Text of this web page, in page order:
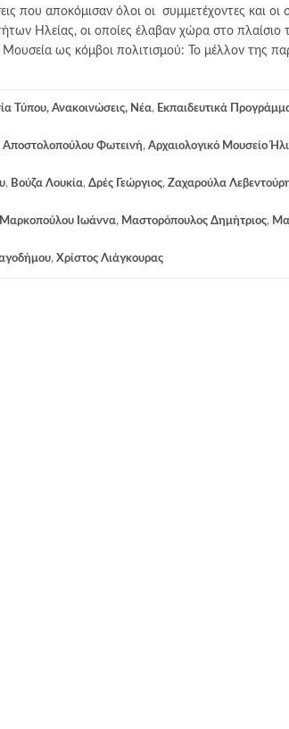
που αποκόμισαν όλοι οι συμμετέχοντες και οι
Ηλείας, οι οποίες έλαβαν χώρα στο πλαίσιο
ως κόμβοι πολιτισμού: Το μέλλον της
Τύπου, Ανακοινώσεις, Νέα, Εκπαιδευτικά
Αποστολοπούλου Φωτεινή, Αρχαιολογικό Μουσείο
, Βούζα Λουκία, Δρές Γεώργιος, Ζαχαρούλα
Μαρκοπούλου Ιωάννα, Μαστορόπουλος Δημήτριος,
, Χρίστος Λιάγκουρας